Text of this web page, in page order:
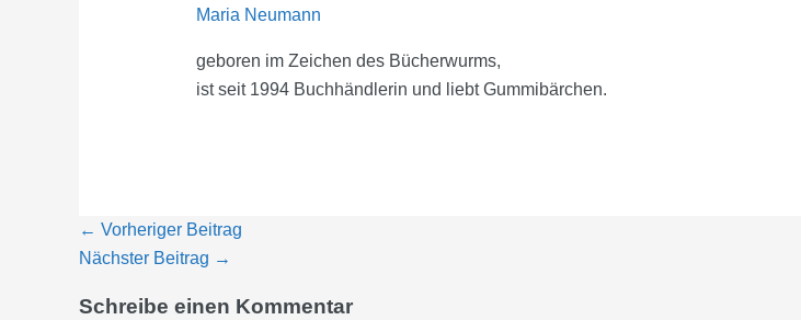
Maria Neumann
geboren im Zeichen des Bücherwurms,
ist seit 1994 Buchhändlerin und liebt Gummibärchen.
← Vorheriger Beitrag
Nächster Beitrag →
Schreibe einen Kommentar